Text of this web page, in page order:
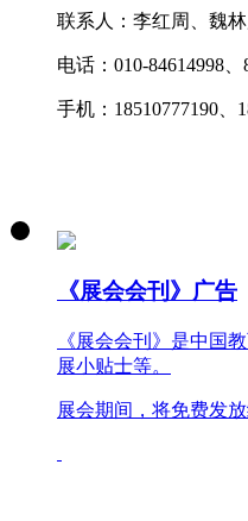
联系人：李红周、魏
电话：010-84614998、
手机：18510777190、
《展会会刊》广告
《展会会刊》是中国
展小贴士等。
展会期间，将免费发